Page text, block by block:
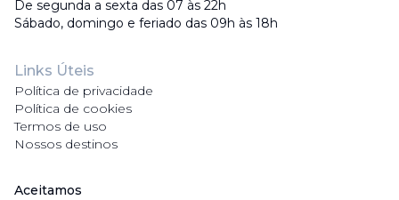
De segunda a sexta das 07 às 22h
Sábado, domingo e feriado das 09h às 18h
Links Úteis
Política de privacidade
Política de cookies
Termos de uso
Nossos destinos
Aceitamos